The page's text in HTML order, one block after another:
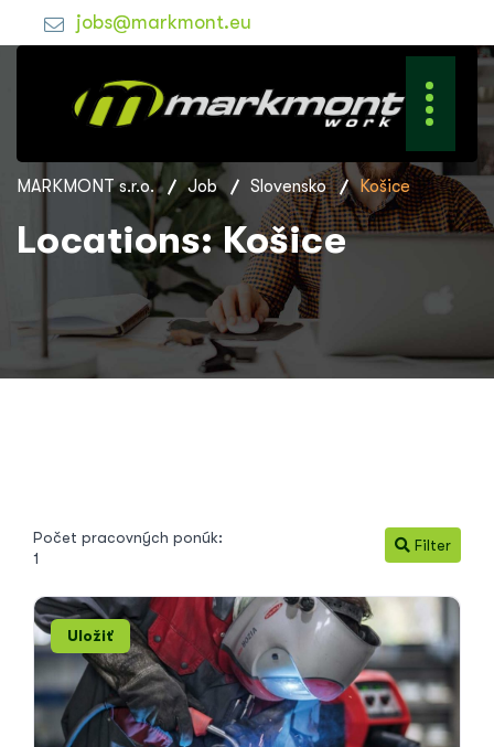
jobs@markmont.eu
MARKMONT s.r.o. Job Slovensko Košice
Locations:Košice
Počet pracovných ponúk:
1
Filter
Uložiť